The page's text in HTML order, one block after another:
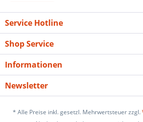
Service Hotline
Shop Service
Informationen
Newsletter
* Alle Preise inkl. gesetzl. Mehrwertsteuer zzgl.